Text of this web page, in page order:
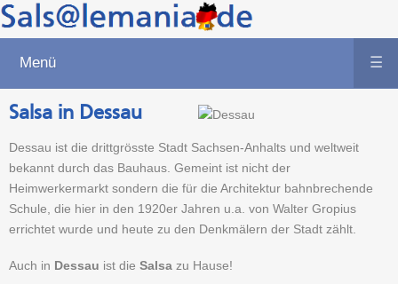
Menü ☰
Salsa in Dessau
Dessau ist die drittgrösste Stadt Sachsen-Anhalts und weltweit
bekannt durch das Bauhaus. Gemeint ist nicht der
Heimwerkermarkt sondern die für die Architektur bahnbrechende
Schule, die hier in den 1920er Jahren u.a. von Walter Gropius
errichtet wurde und heute zu den Denkmälern der Stadt zählt.
Auch in Dessau ist die Salsa zu Hause!